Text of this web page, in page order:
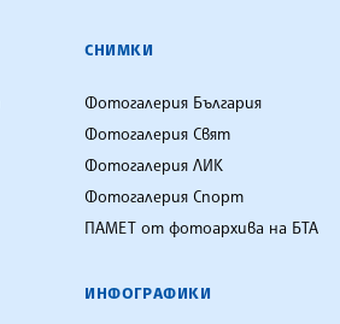
СНИМКИ
Фотогалерия България
Фотогалерия Свят
Фотогалерия ЛИК
Фотогалерия Спорт
ПАМЕТ от фотоархива на БТА
ИНФОГРАФИКИ